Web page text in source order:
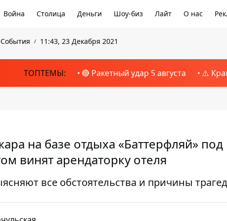
Война Столица Деньги Шоу-биз Лайт О нас
События 11:43, 23 Декабря 2021
ТОПТЕМЫ: 🔴 Ракетный удар 5 августа ⚠️
на базе отдыха «Баттерфляй»
винят арендаторку отеля
все обстоятельства и причины